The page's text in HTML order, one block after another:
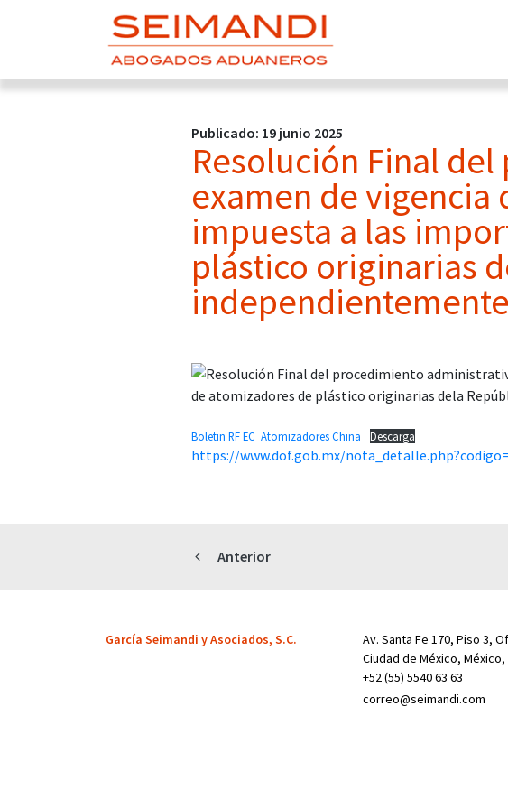
Publicado: 19 junio 2025
Resolución Final
examen de vigencia
impuesta a las
plástico originarias
Boletin RF EC_Atomizadores China Descarga
https://www.dof.gob.mx/
Anterior
García Seimandi y Asociados, S.C.
Av. Santa Fe 170, Piso 3,
Ciudad de México, México,
+52 (55) 5540 63 63
correo@seimandi.com